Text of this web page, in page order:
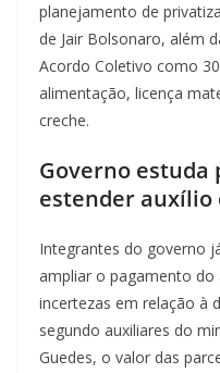
planejamento de
de Jair Bolsonaro, além
Acordo Coletivo como
alimentação, licença
creche.
Governo estuda
estender auxílio
Integrantes do governo
ampliar o pagamento do
incertezas em relação à
segundo auxiliares do
Guedes, o valor das